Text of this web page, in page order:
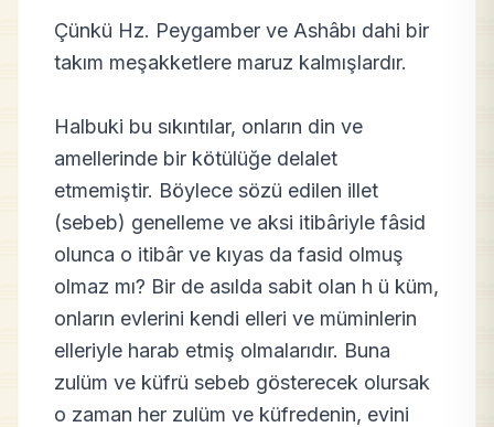
Çünkü Hz. Peygamber ve Ashâbı dahi bir
takım meşakketlere maruz kalmışlardır.
Halbuki bu sıkıntılar, onların din ve
amellerinde bir kötülüğe delalet
etmemiştir. Böylece sözü edilen illet
(sebeb) genelleme ve aksi itibâriyle fâsid
olunca o itibâr ve kıyas da fasid olmuş
olmaz mı? Bir de asılda sabit olan h ü küm,
onların evlerini kendi elleri ve müminlerin
elleriyle harab etmiş olmalarıdır. Buna
zulüm ve küfrü sebeb gösterecek olursak
o zaman her zulüm ve küfredenin, evini